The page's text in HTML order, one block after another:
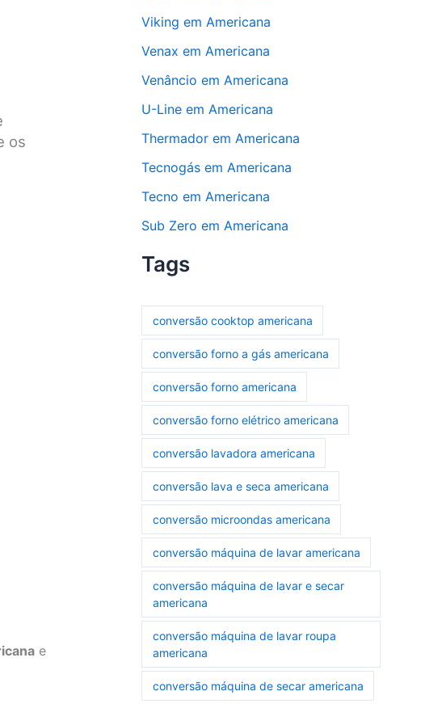
os
e
Viking em Americana
Venax em Americana
Venâncio em Americana
U-Line em Americana
Thermador em Americana
Tecnogás em Americana
Tecno em Americana
Sub Zero em Americana
Tags
conversão cooktop americana
conversão forno a gás americana
conversão forno americana
conversão forno elétrico americana
conversão lavadora americana
conversão lava e seca americana
conversão microondas americana
conversão máquina de lavar americana
conversão máquina de lavar e secar
americana
conversão máquina de lavar roupa
americana
conversão máquina de secar americana